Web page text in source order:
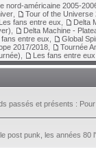
nord-américaine 2005-
Tour of the Universe
Les fans entre eux Delta
Delta Machine -
fans entre eux Global
2017/2018 Tournée
Les fans entre eux
passés et présents :
post punk, les années